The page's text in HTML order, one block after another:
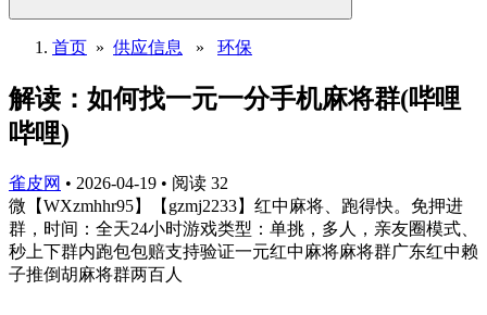
首页 » 供应信息 » 环保
解读：如何找一元一分手机麻将群(哔哩
哔哩)
雀皮网 • 2026-04-19 • 阅读 32
微【WXzmhhr95】【gzmj2233】红中麻将、跑得快。免押进
群，时间：全天24小时游戏类型：单挑，多人，亲友圈模式、
秒上下群内跑包包赔支持验证一元红中麻将麻将群广东红中赖
子推倒胡麻将群两百人